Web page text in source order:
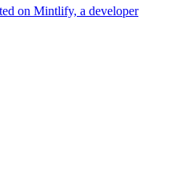
on Mintlify, a developer